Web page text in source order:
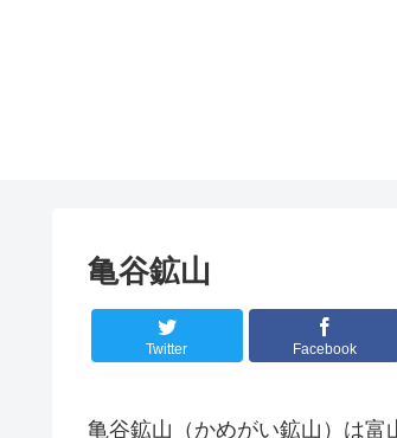
亀谷鉱山
Twitter Facebook
亀谷鉱山（かめがい鉱山）は富